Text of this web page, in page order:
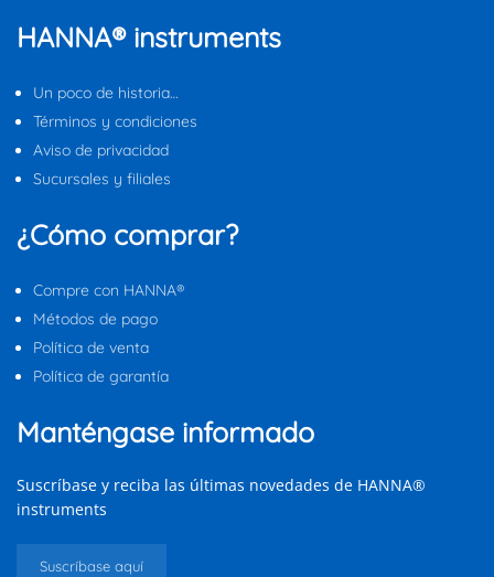
HANNA® instruments
Un poco de historia…
Términos y condiciones
Aviso de privacidad
Sucursales y filiales
¿Cómo comprar?
Compre con HANNA®
Métodos de pago
Política de venta
Política de garantía
Manténgase informado
Suscríbase y reciba las últimas novedades de HANNA®
instruments
Suscríbase aquí